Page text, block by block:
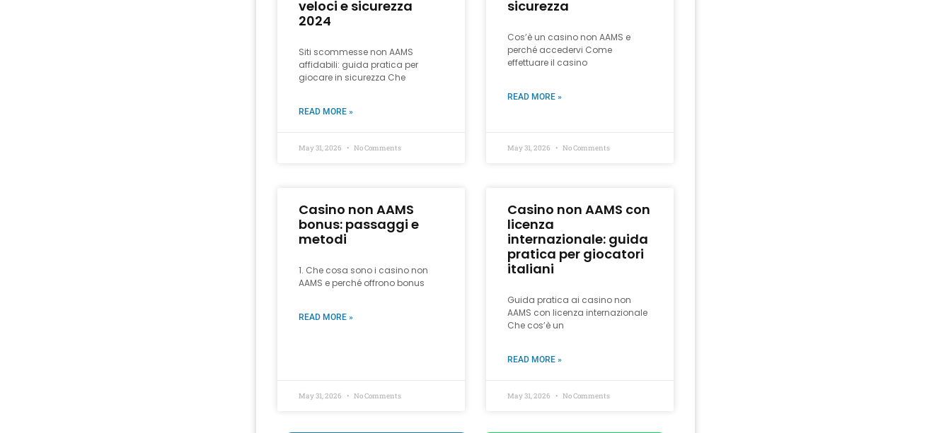
veloci e sicurezza
2024
Siti scommesse non AAMS
affidabili: guida pratica per
giocare in sicurezza Che
READ MORE »
May 31, 2026 No Comments
sicurezza
Cos’è un casino non AAMS e
perché accedervi Come
effettuare il casino
READ MORE »
May 31, 2026 No Comments
Casino non AAMS
bonus: passaggi e
metodi
1. Che cosa sono i casino non
AAMS e perché offrono bonus
READ MORE »
May 31, 2026 No Comments
Casino non AAMS con
licenza
internazionale: guida
pratica per giocatori
italiani
Guida pratica ai casino non
AAMS con licenza internazionale
Che cos’è un
READ MORE »
May 31, 2026 No Comments